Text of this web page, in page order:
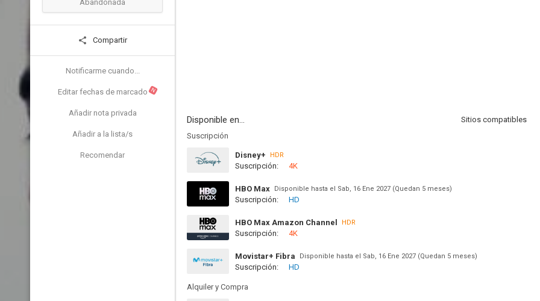
Abandonada
Compartir
Notificarme cuando...
Editar fechas de marcado N
Añadir nota privada
Añadir a la lista/s
Recomendar
Disponible en...
Sitios compatibles
Suscripción
Disney+ HDR
Suscripción: 4K
HBO Max Disponible hasta el Sab, 16 Ene 2027 (Quedan 5 meses)
Suscripción: HD
HBO Max Amazon Channel HDR
Suscripción: 4K
Movistar+ Fibra Disponible hasta el Sab, 16 Ene 2027 (Quedan 5 meses)
Suscripción: HD
Alquiler y Compra